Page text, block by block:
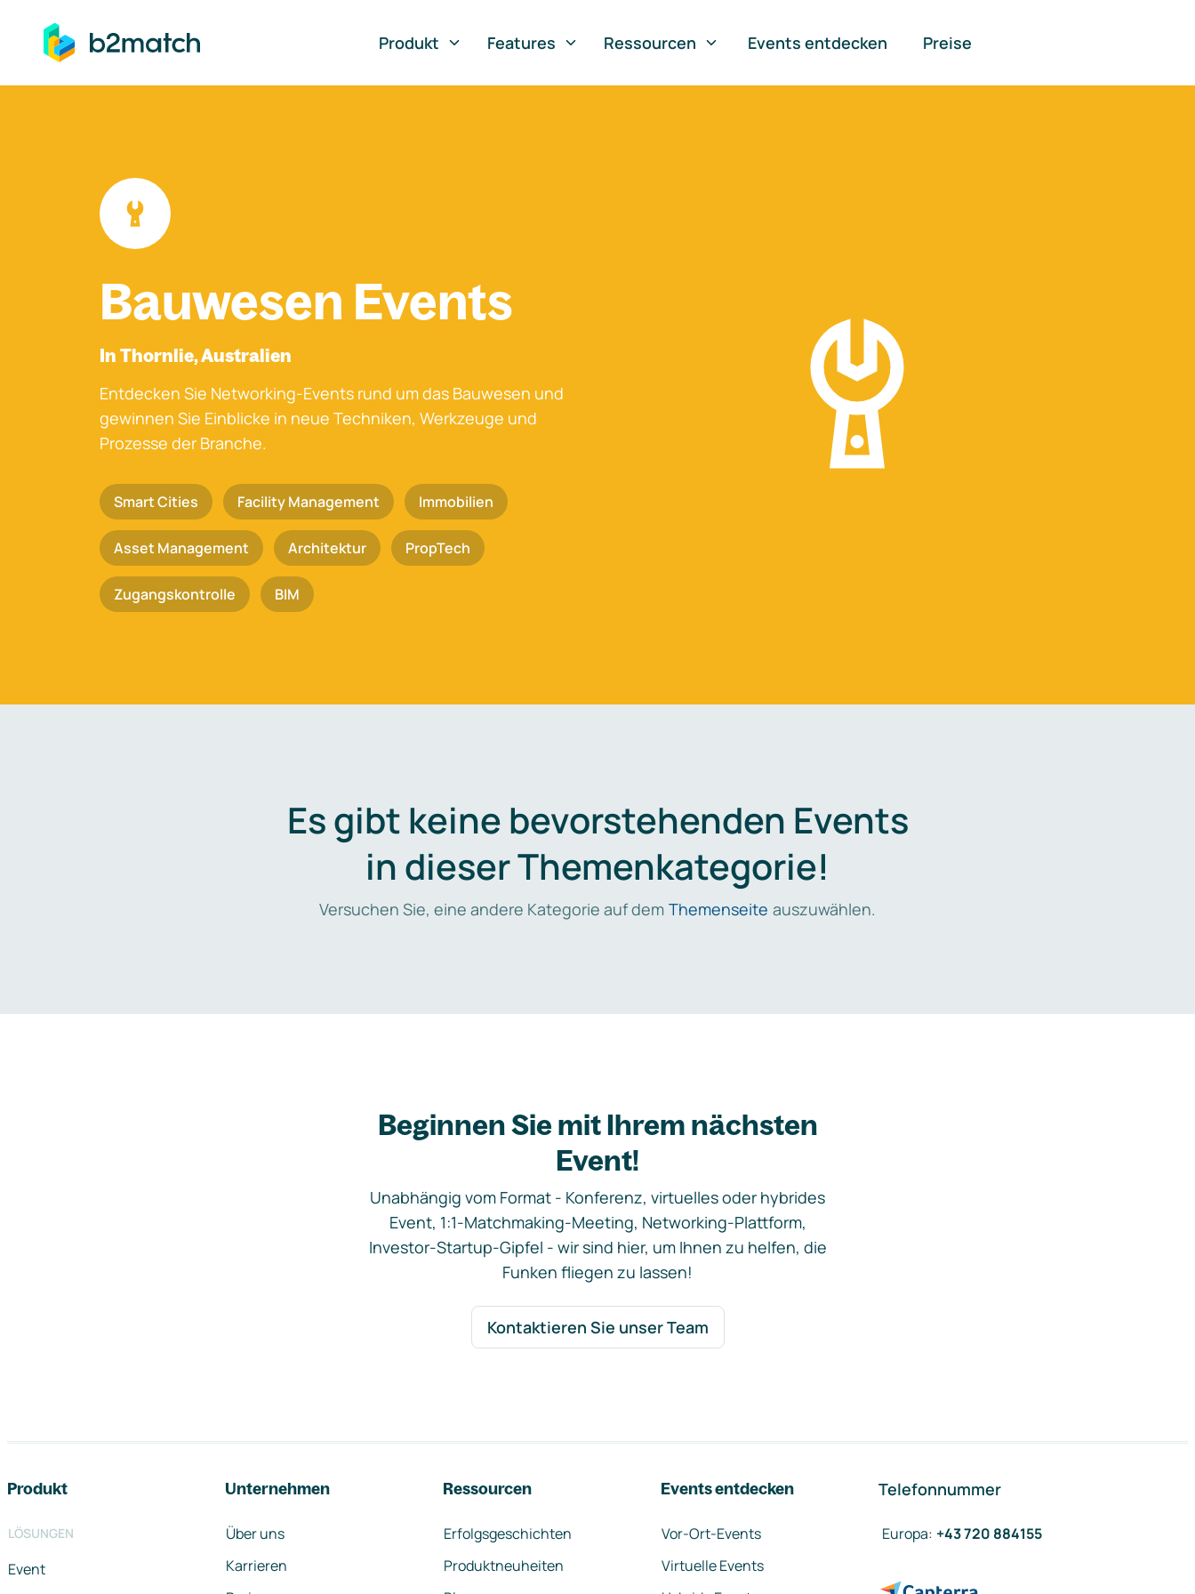
springen
Produkt
Features Ressourcen Events entdecken Preise
Bauwesen Events
In Thornlie, Australien
Entdecken Sie Networking-Events rund um das Bauwesen und
gewinnen Sie Einblicke in neue Techniken, Werkzeuge und
Prozesse der Branche.
Smart Cities Facility Management Immobilien
Asset Management Architektur PropTech
Zugangskontrolle BIM
Es gibt keine bevorstehenden Events
in dieser Themenkategorie!
Versuchen Sie, eine andere Kategorie auf dem Themenseite auszuwählen.
Beginnen Sie mit Ihrem nächsten
Event!
Unabhängig vom Format - Konferenz, virtuelles oder hybrides
Event, 1:1-Matchmaking-Meeting, Networking-Plattform,
Investor-Startup-Gipfel - wir sind hier, um Ihnen zu helfen, die
Funken fliegen zu lassen!
Kontaktieren Sie unser Team
Produkt
LÖSUNGEN
Event
Unternehmen
Über uns
Karrieren
Ressourcen
Erfolgsgeschichten
Produktneuheiten
Events entdecken
Vor-Ort-Events
Virtuelle Events
Telefonnummer
Europa: +43 720 884155